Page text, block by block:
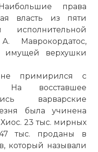
права
власть из пяти
исполнительной
Маврокордатос,
имущей верхушки
примирился с
На восставшее
варварские
была учинена
Хиос. 23 тыс. мирных
тыс. проданы в
который называли